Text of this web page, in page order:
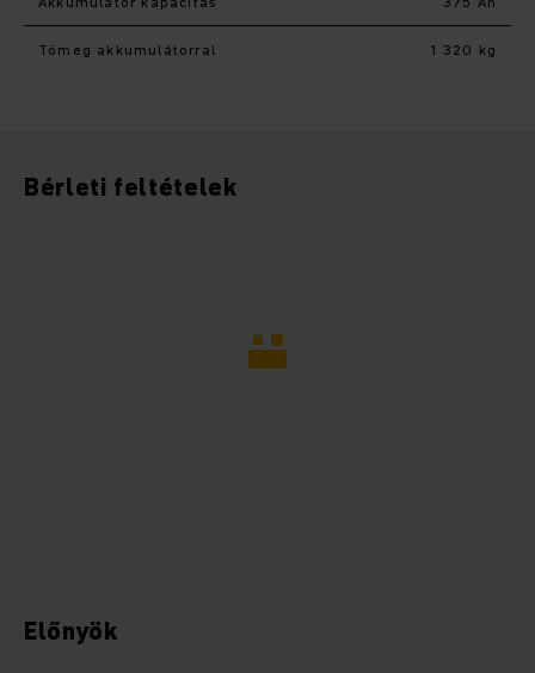
Tömeg akkumulátorral 1 320 kg
Bérleti feltételek
Előnyök